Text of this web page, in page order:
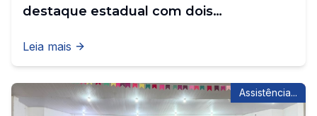
destaque estadual com dois
inovação
Leia mais
Assistência...